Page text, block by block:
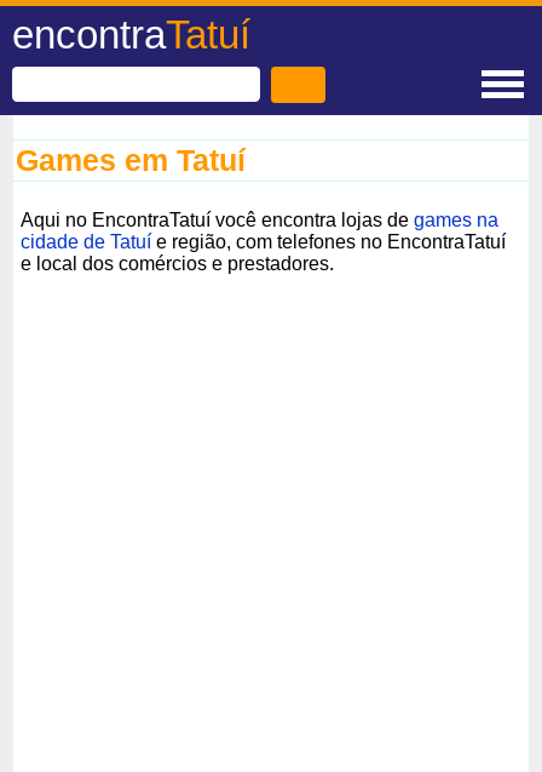
encontraTatuí
Games em Tatuí
Aqui no EncontraTatuí você encontra lojas degames na
cidade de Tatuí e região, com telefones no EncontraTatuí
e local dos comércios e prestadores.